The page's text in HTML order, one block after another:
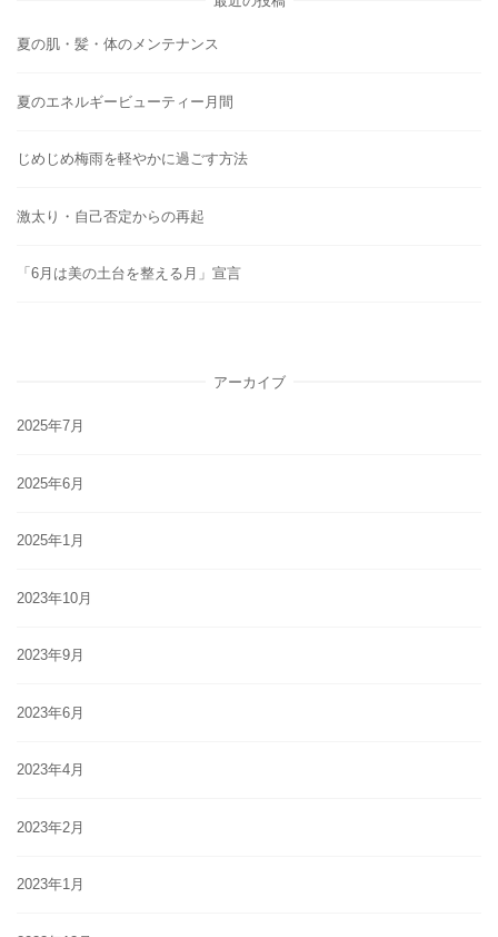
夏の肌・髪・体のメンテナンス
夏のエネルギービューティー月間
じめじめ梅雨を軽やかに過ごす方法
激太り・自己否定からの再起
「6月は美の土台を整える月」宣言
アーカイブ
2025年7月
2025年6月
2025年1月
2023年10月
2023年9月
2023年6月
2023年4月
2023年2月
2023年1月